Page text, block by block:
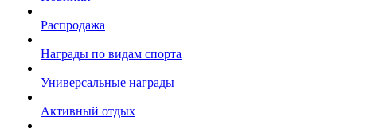
Распродажа
Награды по видам спорта
Универсальные награды
Активный отдых